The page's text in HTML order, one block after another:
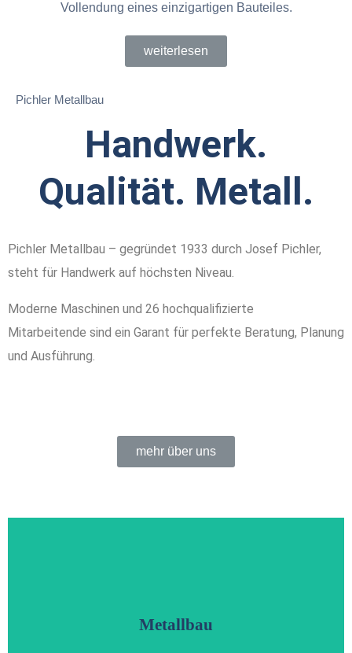
Vollendung eines einzigartigen Bauteiles.
weiterlesen
Pichler Metallbau
Handwerk.
Qualität. Metall.
Pichler Metallbau – gegründet 1933 durch Josef Pichler,
steht für Handwerk auf höchsten Niveau.
Moderne Maschinen und 26 hochqualifizierte
Mitarbeitende sind ein Garant für perfekte Beratung, Planung
und Ausführung.
mehr über uns
Metallbau
feuerverzinktem Stahl und Edelstahl